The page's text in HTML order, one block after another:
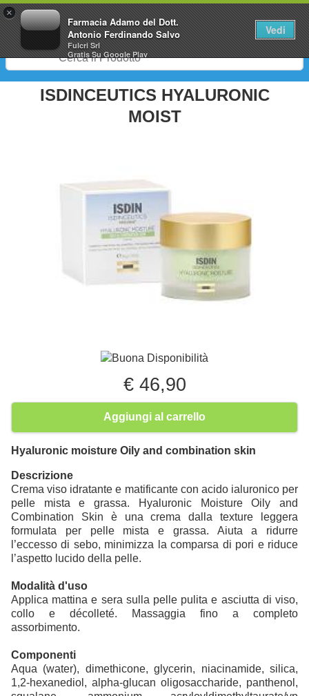
×
Farmacia Adamo del Dott.
Antonio Ferdinando Salvo
Fulcri Srl
GratisSu Google Play
Vedi
0
ISDINCEUTICS HYALURONIC
MOIST
Buona Disponibilità
€ 46,90
Aggiungi al carrello
Hyaluronic moisture Oily and combination skin
Descrizione
Crema viso idratante e matificante con acido ialuronico per
pelle mista e grassa. Hyaluronic Moisture Oily and
Combination Skin è una crema dalla texture leggera
formulata per pelle mista e grassa. Aiuta a ridurre
l’eccesso di sebo, minimizza la comparsa di pori e riduce
l’aspetto lucido della pelle.
Modalità d'uso
Applica mattina e sera sulla pelle pulita e asciutta di viso,
collo e décolleté. Massaggia fino a completo
assorbimento.
Componenti
Aqua (water), dimethicone, glycerin, niacinamide, silica,
1,2-hexanediol, alpha-glucan oligosaccharide, panthenol,